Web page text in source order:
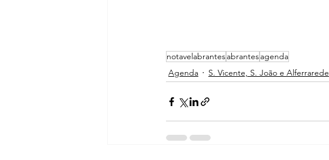
notavelabrantesabrantesagenda
Agenda
S. Vicente, S. João e Alferrarede